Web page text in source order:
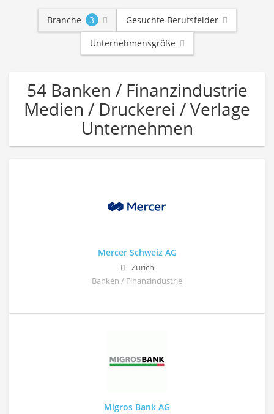
Branche 3
Gesuchte Berufsfelder
Unternehmensgröße
54 Banken / Finanzindustrie
Medien / Druckerei / Verlage
Unternehmen
Mercer Schweiz AG
Zürich
Banken / Finanzindustrie
Migros Bank AG